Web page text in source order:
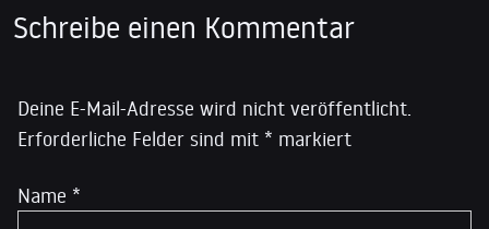
Schreibe einen Kommentar
Deine E-Mail-Adresse wird nicht veröffentlicht.
Erforderliche Felder sind mit * markiert
Name *